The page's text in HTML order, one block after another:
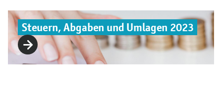
Steuern, Abgaben und Umlagen 2023